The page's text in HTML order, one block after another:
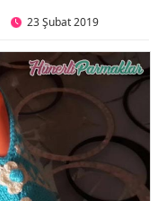
23 Şubat 2019